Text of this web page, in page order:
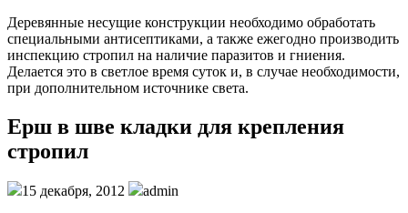
Деревянные несущие конструкции необходимо обработать
специальными антисептиками, а также ежегодно производить
инспекцию стропил на наличие паразитов и гниения.
Делается это в светлое время суток и, в случае необходимости,
при дополнительном источнике света.
Ерш в шве кладки для крепления
стропил
15 декабря, 2012
admin